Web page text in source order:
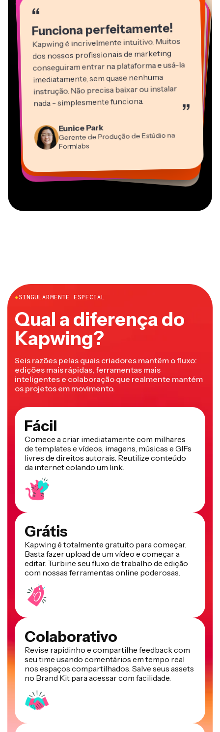
“
Funciona perfeitamente!
Kapwing é incrivelmente intuitivo. Muitos
dos nossos profissionais de marketing
conseguiram entrar na plataforma e usá-la
imediatamente, sem quase nenhuma
instrução. Não precisa baixar ou instalar
nada - simplesmente funciona. ”
Eunice Park
Gerente de Produção de Estúdio na
Formlabs
Vannesia Darby
Grant Taleck
Panos Papagapiou
Sócio-Diretor na EPATHLON
Kerry-lee Farla
Gracie Peng
Diretor de Conteúdo
“
Martin James
Heidi Rae
Educação
“
Natasha Ball
Consultor
Mitch Rawlings
Dina Segovia
Freelancer Virtual
●SINGULARMENTE ESPECIAL
Qual a diferença do
Kapwing?
Seis razões pelas quais criadores mantêm o fluxo:
edições mais rápidas, ferramentas mais
inteligentes e colaboração que realmente mantém
os projetos em movimento.
Fácil
Comece a criar imediatamente com milhares
de templates e vídeos, imagens, músicas e GIFs
livres de direitos autorais. Reutilize conteúdo
da internet colando um link.
Grátis
Kapwing é totalmente gratuito para começar.
Basta fazer upload de um vídeo e começar a
editar. Turbine seu fluxo de trabalho de edição
com nossas ferramentas online poderosas.
Colaborativo
Revise rapidinho e compartilhe feedback com
seu time usando comentários em tempo real
nos espaços compartilhados. Salve seus assets
no Brand Kit para acessar com facilidade.